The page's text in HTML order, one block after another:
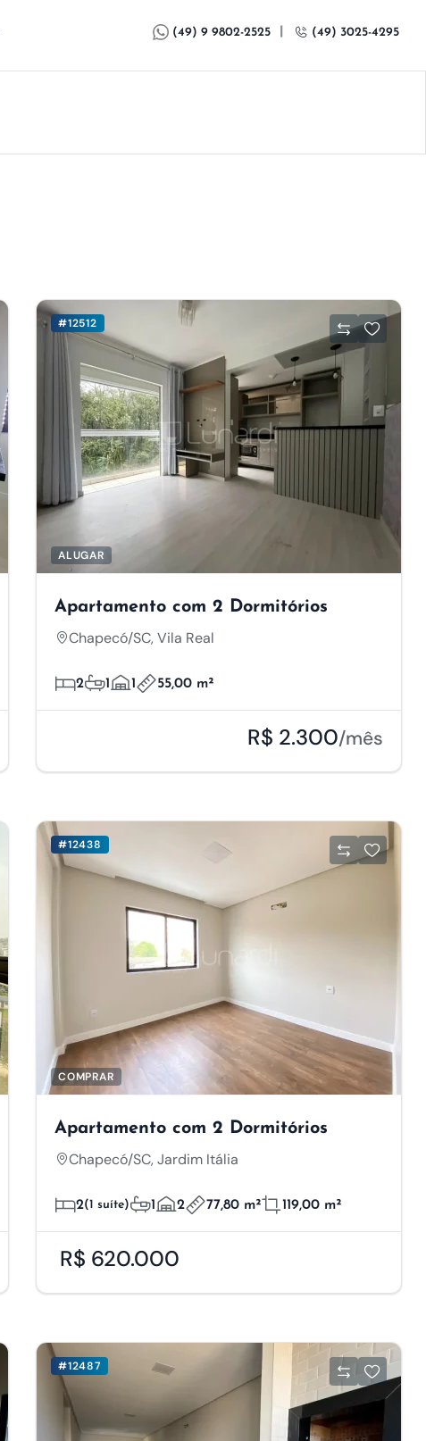
(49) 9 9802-2525 | (49) 3025-4295
#12512
ALUGAR
Apartamento com 2 Dormitórios
Chapecó/SC, Vila Real
2 1 1 55,00 m²
R$ 2.300/mês
#12438
COMPRAR
Apartamento com 2 Dormitórios
Chapecó/SC, Jardim Itália
2(1 suíte) 1 2 77,80 m² 119,00 m²
R$ 620.000
#12487